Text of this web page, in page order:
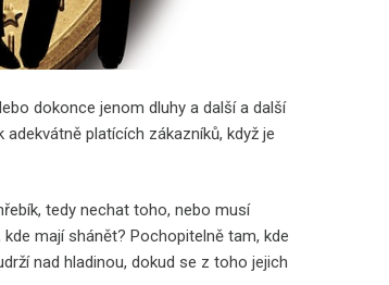
dokonce jenom dluhy a další a další
platících zákazníků, když je
tedy nechat toho, nebo musí
mají shánět? Pochopitelně tam, kde
nad hladinou, dokud se z toho jejich